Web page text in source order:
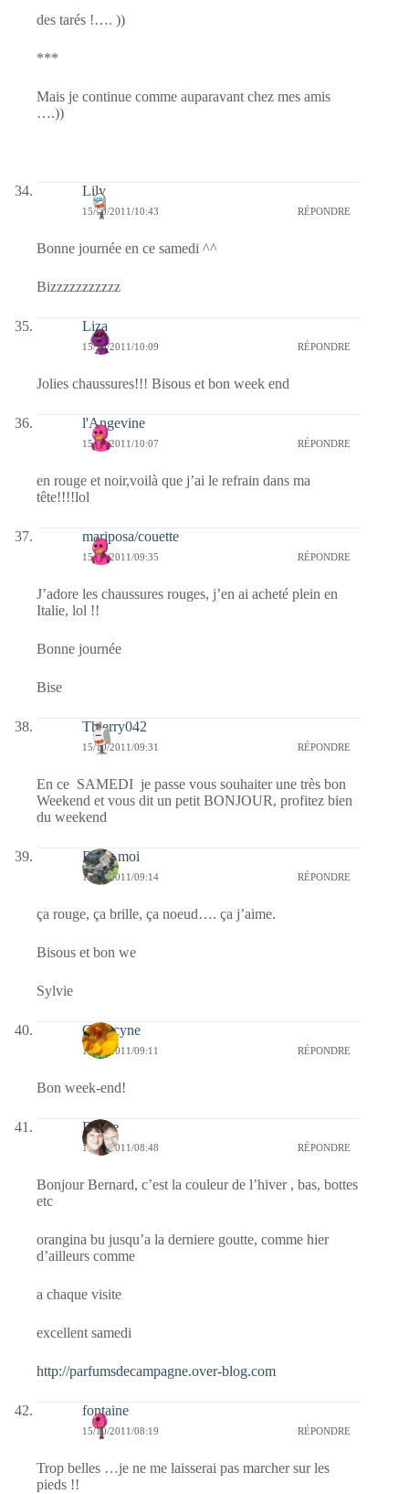
des tarés !…. ))
***
Mais je continue comme auparavant chez mes amis
….))
Lily
15/10/2011/10:43 RÉPONDRE
Bonne journée en ce samedi ^^
Bizzzzzzzzzzz
Liza
15/10/2011/10:09 RÉPONDRE
Jolies chaussures!!! Bisous et bon week end
l'Angevine
15/10/2011/10:07 RÉPONDRE
en rouge et noir,voilà que j’ai le refrain dans ma
tête!!!!lol
mariposa/couette
15/10/2011/09:35 RÉPONDRE
J’adore les chaussures rouges, j’en ai acheté plein en
Italie, lol !!
Bonne journée
Bise
Thierry042
15/10/2011/09:31 RÉPONDRE
En ce SAMEDI je passe vous souhaiter une très bon
Weekend et vous dit un petit BONJOUR, profitez bien
du weekend
Enfin moi
15/10/2011/09:14 RÉPONDRE
ça rouge, ça brille, ça noeud…. ça j’aime.
Bisous et bon we
Sylvie
Capucyne
15/10/2011/09:11 RÉPONDRE
Bon week-end!
Eliane
15/10/2011/08:48 RÉPONDRE
Bonjour Bernard, c’est la couleur de l’hiver , bas, bottes
etc
orangina bu jusqu’a la derniere goutte, comme hier
d’ailleurs comme
a chaque visite
excellent samedi
http://parfumsdecampagne.over-blog.com
fontaine
15/10/2011/08:19 RÉPONDRE
Trop belles …je ne me laisserai pas marcher sur les
pieds !!